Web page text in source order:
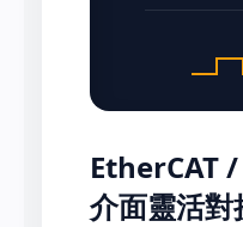
EtherCAT
介面靈活對